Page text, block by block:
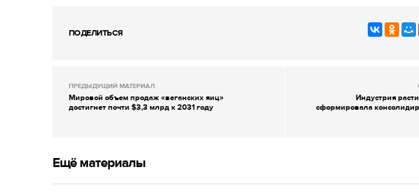
ПОДЕЛИТЬСЯ
ПРЕДЫДУЩИЙ МАТЕРИАЛ
Мировой объем продаж «веганских яиц»
достигнет почти $3,3 млрд к 2031 году
Индустрия
сформировала
Ещё материалы